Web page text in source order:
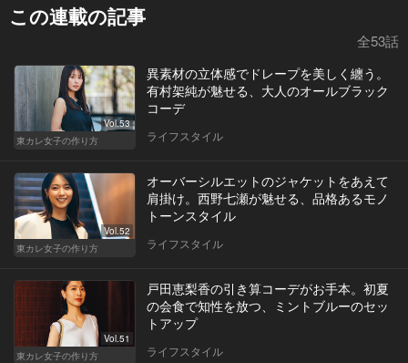
この連載の記事
全53話
Vol.53
東カレ女子の作り方
異素材の立体感でドレープを美しく纏う。
有村架純が魅せる、大人のオールブラック
コーデ
ライフスタイル
Vol.52
東カレ女子の作り方
オーバーシルエットのジャケットをあえて
肩掛け。西野七瀬が魅せる、品格あるモノ
トーンスタイル
ライフスタイル
Vol.51
東カレ女子の作り方
戸田恵梨香の引き算コーデがお手本。初夏
の会食で知性を放つ、ミントブルーのセッ
トアップ
ライフスタイル